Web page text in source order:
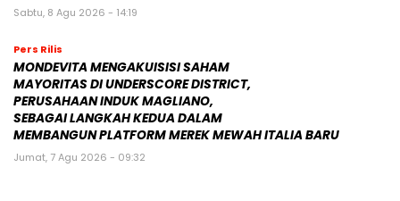
Sabtu, 8 Agu 2026 - 14:19
Pers Rilis
MONDEVITA MENGAKUISISI SAHAM
MAYORITAS DI UNDERSCORE DISTRICT,
PERUSAHAAN INDUK MAGLIANO,
SEBAGAI LANGKAH KEDUA DALAM
MEMBANGUN PLATFORM MEREK MEWAH ITALIA BARU
Jumat, 7 Agu 2026 - 09:32